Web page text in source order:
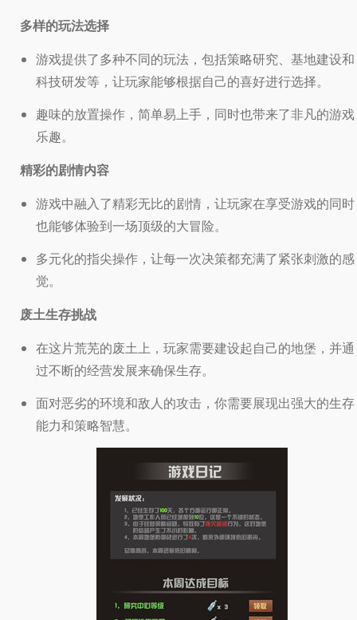
多样的玩法选择
游戏提供了多种不同的玩法，包括策略研究、基地建设和
科技研发等，让玩家能够根据自己的喜好进行选择。
趣味的放置操作，简单易上手，同时也带来了非凡的游戏
乐趣。
精彩的剧情内容
游戏中融入了精彩无比的剧情，让玩家在享受游戏的同时
也能够体验到一场顶级的大冒险。
多元化的指尖操作，让每一次决策都充满了紧张刺激的感
觉。
废土生存挑战
在这片荒芜的废土上，玩家需要建设起自己的地堡，并通
过不断的经营发展来确保生存。
面对恶劣的环境和敌人的攻击，你需要展现出强大的生存
能力和策略智慧。